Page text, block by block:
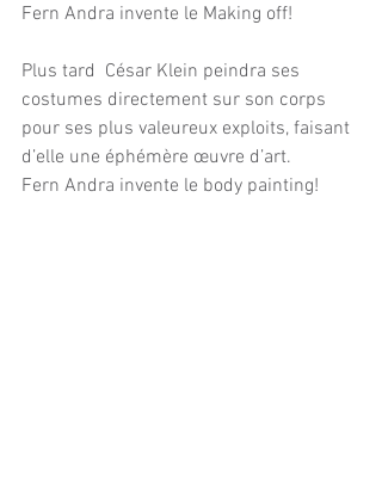
Fern Andra invente le Making off!
Plus tard  César Klein peindra ses
costumes directement sur son corps
pour ses plus valeureux exploits, faisant
d’elle une éphémère œuvre d’art.
Fern Andra invente le body painting!